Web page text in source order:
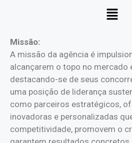
Missão:
A missão da agência é
alcançarem o topo no mercado
destacando-se de seus
uma posição de liderança
como parceiros estratégicos,
inovadoras e personalizadas
competitividade, promovem o